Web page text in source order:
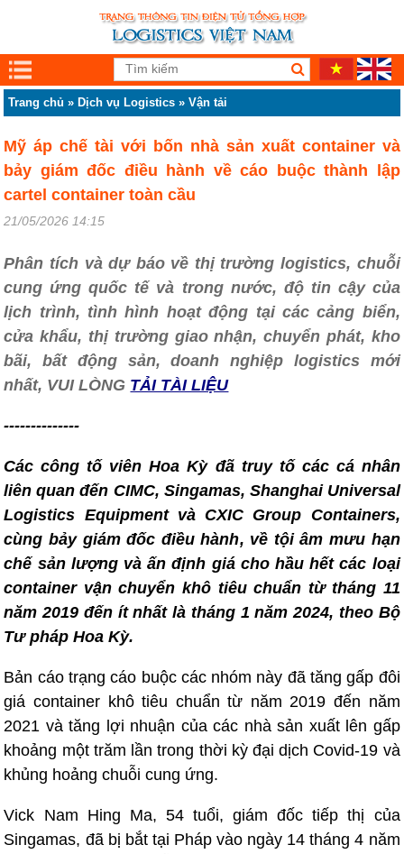
Trang chủ » Dịch vụ Logistics »Vận tải
Mỹ áp chế tài với bốn nhà sản xuất container và
bảy giám đốc điều hành về cáo buộc thành lập
cartel container toàn cầu
21/05/2026 14:15
Phân tích và dự báo về thị trường logistics, chuỗi
cung ứng quốc tế và trong nước, độ tin cậy của
lịch trình, tình hình hoạt động tại các cảng biển,
cửa khẩu, thị trường giao nhận, chuyển phát, kho
bãi, bất động sản, doanh nghiệp logistics mới
nhất, VUI LÒNG TẢI TÀI LIỆU
--------------
Các công tố viên Hoa Kỳ đã truy tố các cá nhân
liên quan đến CIMC, Singamas, Shanghai Universal
Logistics Equipment và CXIC Group Containers,
cùng bảy giám đốc điều hành, về tội âm mưu hạn
chế sản lượng và ấn định giá cho hầu hết các loại
container vận chuyển khô tiêu chuẩn từ tháng 11
năm 2019 đến ít nhất là tháng 1 năm 2024, theo Bộ
Tư pháp Hoa Kỳ.
Bản cáo trạng cáo buộc các nhóm này đã tăng gấp đôi
giá container khô tiêu chuẩn từ năm 2019 đến năm
2021 và tăng lợi nhuận của các nhà sản xuất lên gấp
khoảng một trăm lần trong thời kỳ đại dịch Covid-19 và
khủng hoảng chuỗi cung ứng.
Vick Nam Hing Ma, 54 tuổi, giám đốc tiếp thị của
Singamas, đã bị bắt tại Pháp vào ngày 14 tháng 4 năm